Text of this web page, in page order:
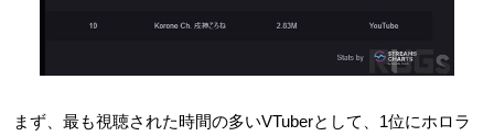
まず、最も視聴された時間の多いVTuberとして、1位にホロラ